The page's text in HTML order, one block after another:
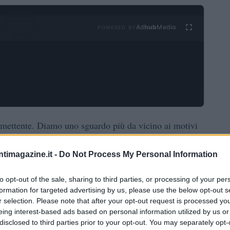
- Do Not Process My Personal Information
opt-out of the sale, sharing to third parties, or processing of your
for targeted advertising by us, please use the below opt-out
selection. Please note that after your opt-out request is processed
interest-based ads based on personal information utilized by us
to third parties prior to your opt-out. You may separately
Ad hubMedia
Diamo uno sguardo più da vicino ai motivi
giusta.
per investire denaro. Tuttavia, rispetto ai
le monete virtuali comportano più rischi